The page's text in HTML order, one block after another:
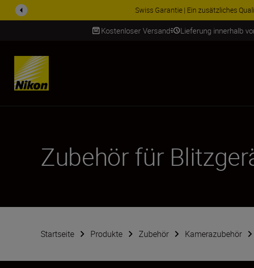
und Kunden in der Schweiz WEITERE INFORMATIONEN
Kostenloser Versand Lieferung innerhalb
SKIP
Zubehör für
Startseite Produkte Zubehör Kamerazubehör